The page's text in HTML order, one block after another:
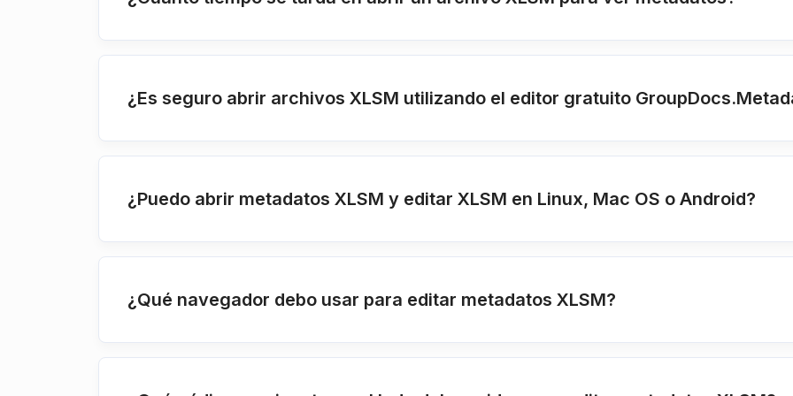
¿Es seguro abrir archivos XLSM utilizando el editor gratuito
¿Puedo abrir metadatos XLSM y editar XLSM en Linux, Mac OS o Android?
¿Qué navegador debo usar para editar metadatos XLSM?